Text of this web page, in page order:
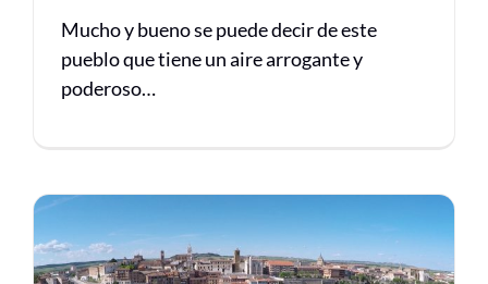
Mucho y bueno se puede decir de este
pueblo que tiene un aire arrogante y
poderoso…